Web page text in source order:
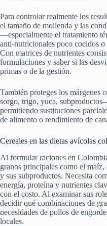
Para controlar realmente los
el tamaño de molienda y las
—especialmente el tratamiento
anti‑nutricionales poco cocidos o
Con matrices de nutrientes
formulaciones y saber si las
primas o de la gestión.
También proteges los
sorgo, trigo, yuca,
permitiendo sustituciones
de alimento o rendimiento de
Cereales en las dietas avícolas
Al formular raciones en
granos principales como el
y sus subproductos. Necesita
energía, proteína y nutrientes
con el costo. Al examinar sus
decidir qué combinaciones de
necesidades de pollos de
locales.